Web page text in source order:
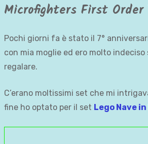
Microfighters First
Pochi giorni fa è stato il 7°
con mia moglie ed ero molto indeciso
regalare.
C’erano moltissimi set che mi
fine ho optato per il set Lego Nave